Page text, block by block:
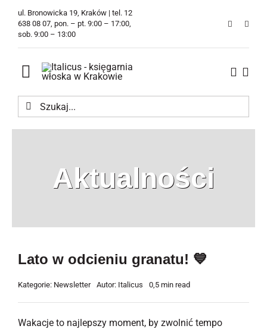
Przejdź
zawartości
ul. Bronowicka 19, Kraków | tel. 12
638 08 07, pon. – pt. 9:00 – 17:00,
sob. 9:00 – 13:00
Toggle
Navigation
Księgarnia
Tłumaczenia
Szukaj
Aktualności
Lato w odcieniu granatu! 💙
Kategorie: Newsletter Autor: Italicus 0,5 min read
Wakacje to najlepszy moment, by zwolnić tempo